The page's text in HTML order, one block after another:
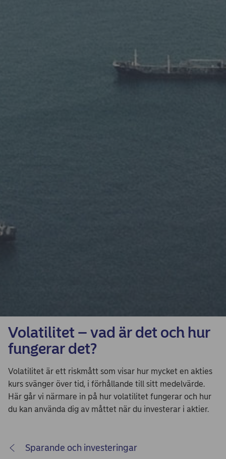
Volatilitet – vad är det och hur
fungerar det?
Volatilitet är ett riskmått som visar hur mycket en akties
kurs svänger över tid, i förhållande till sitt medelvärde.
Här går vi närmare in på hur volatilitet fungerar och hur
du kan använda dig av måttet när du investerar i aktier.
Sparande och investeringar